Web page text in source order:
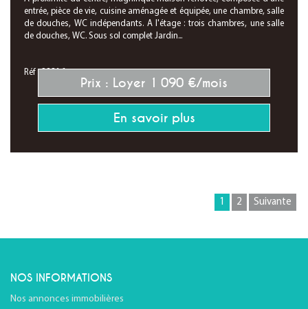
entrée, pièce de vie, cuisine aménagée et équipée, une chambre, salle
de douches, WC indépendants. A l'étage : trois chambres, une salle
de douches, WC. Sous sol complet Jardin...
Réf : 28316
Prix : Loyer 1 090 €/mois
En savoir plus
1 2 Suivante
NOS INFORMATIONS
Nos annonces immobilières